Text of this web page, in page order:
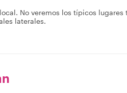
No veremos los típicos
laterales.